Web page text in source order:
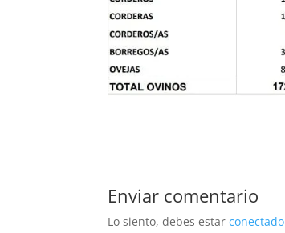
Enviar comentario
Lo siento, debes estarconectado